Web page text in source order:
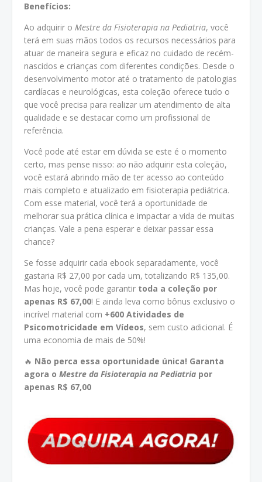
Benefícios:
Ao adquirir o Mestre da Fisioterapia na Pediatria, você
terá em suas mãos todos os recursos necessários para
atuar de maneira segura e eficaz no cuidado de recém-
nascidos e crianças com diferentes condições. Desde o
desenvolvimento motor até o tratamento de patologias
cardíacas e neurológicas, esta coleção oferece tudo o
que você precisa para realizar um atendimento de alta
qualidade e se destacar como um profissional de
referência.
Você pode até estar em dúvida se este é o momento
certo, mas pense nisso: ao não adquirir esta coleção,
você estará abrindo mão de ter acesso ao conteúdo
mais completo e atualizado em fisioterapia pediátrica.
Com esse material, você terá a oportunidade de
melhorar sua prática clínica e impactar a vida de muitas
crianças. Vale a pena esperar e deixar passar essa
chance?
Se fosse adquirir cada ebook separadamente, você
gastaria R$ 27,00 por cada um, totalizando R$ 135,00.
Mas hoje, você pode garantir toda a coleção por
apenas R$ 67,00! E ainda leva como bônus exclusivo o
incrível material com +600 Atividades de
Psicomotricidade em Vídeos, sem custo adicional. É
uma economia de mais de 50%!
🔥 Não perca essa oportunidade única! Garanta
agora o Mestre da Fisioterapia na Pediatria por
apenas R$ 67,00